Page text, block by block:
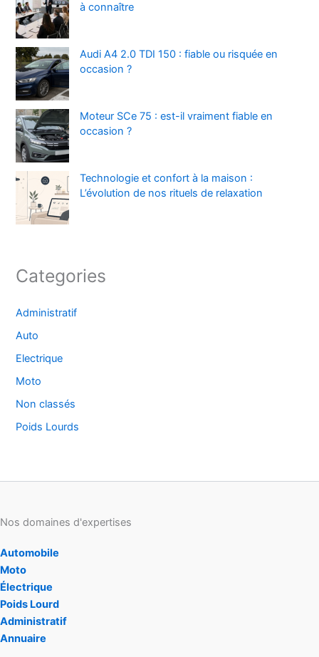
à connaître
Audi A4 2.0 TDI 150 : fiable ou risquée en
occasion ?
Moteur SCe 75 : est-il vraiment fiable en
occasion ?
Technologie et confort à la maison :
L’évolution de nos rituels de relaxation
Categories
Administratif
Auto
Electrique
Moto
Non classés
Poids Lourds
Nos domaines d'expertises
Automobile
Moto
Électrique
Poids Lourd
Administratif
Annuaire